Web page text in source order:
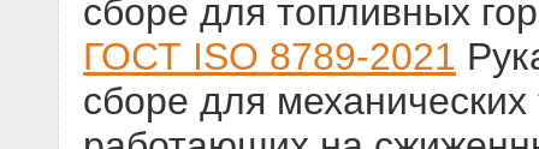
сборе для топливных
ГОСТ ISO 8789-2021
сборе для